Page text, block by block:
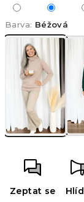
Barva: Béžová
Zeptat se